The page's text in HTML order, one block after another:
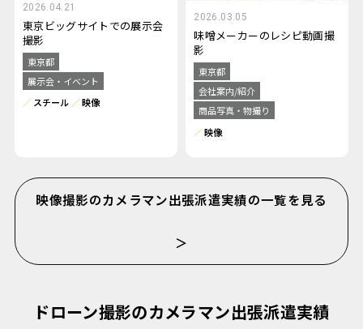
2026.04.21
東京ビッグサイトでの展示会
撮影
東京都
展示会・イベント
スチール
映像
2026.03.05
味噌メーカーのレシピ動画撮
影
東京都
会社案内/紹介
商品写真・物撮り
映像
映像撮影のカメラマン出張派遣実績の一覧を見る
＞
ドローン撮影のカメラマン出張派遣実績